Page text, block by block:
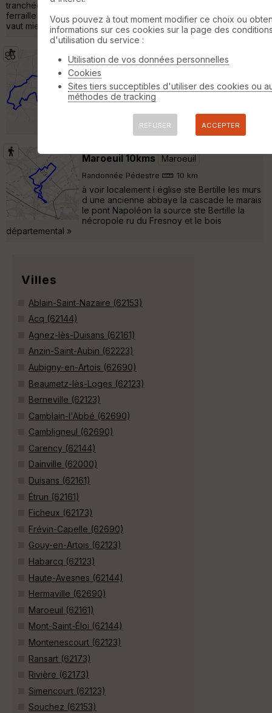
tranchée, quelques mètres après le petit pont, un morceau de
ferraille dépasse du chemin (explosion de pneu garantie). Il
vaut mieux prendre le ch »
Rando du val de Gy Maroeuil
VTT
Randonnée au départ de Agnez les duisants.
Constitué en grande partie de chemin
agricole parfois un peu bitumés. Le parcours
est très bien. »
Maroeuil 10kms Maroeuil
Randonnée Pédestre 10 km
à voir localement l église ste Bertille les murs
d une ancienne abbaye la cascade le marais
le pont Napoléon la source ste Bertille la
nécropole ru du Fresnoy et le bois
départemental »
Villes
Ablain-Saint-Nazaire (62153)
Acq (62144)
Agnez-lès-Duisans (62161)
Anzin-Saint-Aubin (62223)
Aubigny-en-Artois (62690)
Beaumetz-lès-Loges (62123)
Berneville (62123)
Camblain-l'Abbé (62690)
Cambligneul (62690)
Carency (62144)
Dainville (62000)
Duisans (62161)
Étrun (62161)
Ficheux (62173)
Frévin-Capelle (62690)
Gouy-en-Artois (62123)
Habarcq (62123)
Haute-Avesnes (62144)
Hermaville (62690)
Maroeuil (62161)
Mont-Saint-Éloi (62144)
Montenescourt (62123)
Ransart (62173)
Rivière (62173)
Simencourt (62123)
Souchez (62153)
Vous pouvez à tout moment modifier ce choix ou
informations sur ces cookies sur la page des
d'utilisation du service :
Utilisation de vos données personnelles
Cookies
Sites tiers succeptibles d'utiliser des cookies ou
méthodes de tracking
REFUSER ACCEPTER